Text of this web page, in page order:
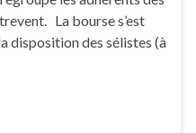
La bourse s’est
disposition des sélistes (à